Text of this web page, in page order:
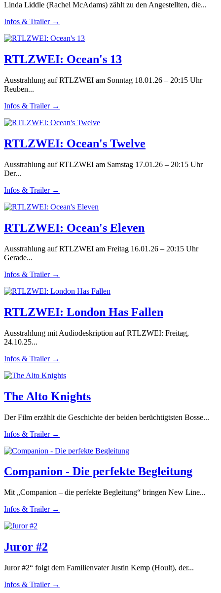
Linda Liddle (Rachel McAdams) zählt zu den Angestellten, die...
Infos & Trailer →
RTLZWEI: Ocean's 13
Ausstrahlung auf RTLZWEI am Sonntag 18.01.26 – 20:15 Uhr
Reuben...
Infos & Trailer →
RTLZWEI: Ocean's Twelve
Ausstrahlung auf RTLZWEI am Samstag 17.01.26 – 20:15 Uhr
Der...
Infos & Trailer →
RTLZWEI: Ocean's Eleven
Ausstrahlung auf RTLZWEI am Freitag 16.01.26 – 20:15 Uhr
Gerade...
Infos & Trailer →
RTLZWEI: London Has Fallen
Ausstrahlung mit Audiodeskription auf RTLZWEI: Freitag,
24.10.25...
Infos & Trailer →
The Alto Knights
Der Film erzählt die Geschichte der beiden berüchtigtsten Bosse...
Infos & Trailer →
Companion - Die perfekte Begleitung
Mit „Companion – die perfekte Begleitung“ bringen New Line...
Infos & Trailer →
Juror #2
Juror #2“ folgt dem Familienvater Justin Kemp (Hoult), der...
Infos & Trailer →